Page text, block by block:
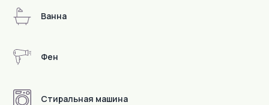
Ванна
Фен
Стиральная машина
В пешей доступности